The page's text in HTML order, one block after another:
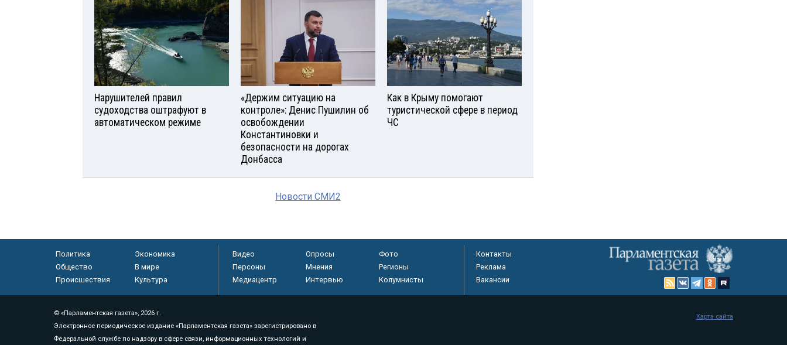
Нарушителей правил
судоходства оштрафуют в
автоматическом режиме
«Держим ситуацию на
контроле»: Денис Пушилин об
освобождении
Константиновки и
безопасности на дорогах
Донбасса
Как в Крыму помогают
туристической сфере в период
ЧС
Новости СМИ2
Политика
Экономика
Общество
В мире
Происшествия
Культура
Видео Опросы
Фото
Персоны
Мнения
Регионы
Медиацентр
Интервью Колумнисты
Контакты
Реклама
Вакансии
© «Парламентская газета», 2026 г.
Электронное периодическое издание «Парламентская газета» зарегистрировано в
Федеральной службе по надзору в сфере связи, информационных технологий и
Карта сайта